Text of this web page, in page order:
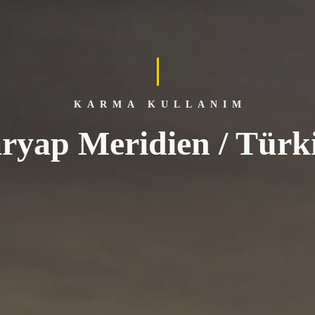
KARMA KULLANIM
Meridien /